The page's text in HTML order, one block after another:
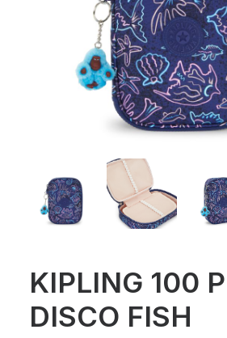
KIPLING 100
DISCO FISH